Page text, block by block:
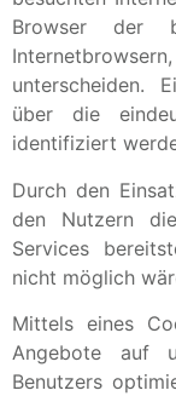
Browser der
unterscheiden.
über die
identifiziert
Durch den
den Nutzern
Services
nicht möglich
Mittels eines
Angebote auf
Benutzers